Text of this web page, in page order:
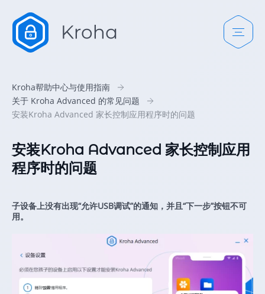
Kroha帮助中心与使用指南
关于 Kroha Advanced 的常见问题
安装Kroha Advanced 家长控制应用程序时的问题
安装Kroha Advanced 家长控制应用
程序时的问题
子设备上没有出现“允许USB调试”的通知，并且“下一步”按钮不可
用。